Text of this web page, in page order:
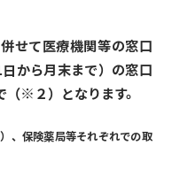
せて医療機関等の窓口
から月末まで）の窓口
（※２） となります。
、保険薬局等それぞれでの取